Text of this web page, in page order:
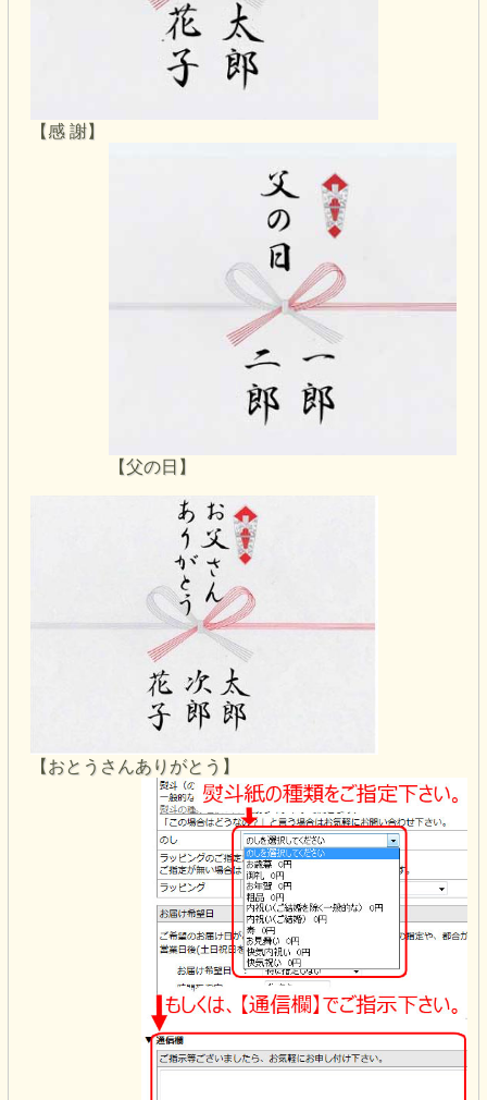
【感 謝】
【父の日】
【おとうさんありがとう】